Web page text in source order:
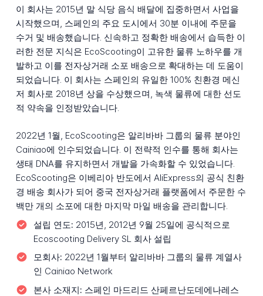
이 회사는 2015년 말 식당 음식 배달에 집중하면서 사업을
시작했으며, 스페인의 주요 도시에서 30분 이내에 주문을
수거 및 배송했습니다. 신속하고 정확한 배송에서 습득한 이
러한 전문 지식은 EcoScooting이 고유한 물류 노하우를 개
발하고 이를 전자상거래 소포 배송으로 확대하는 데 도움이
되었습니다. 이 회사는 스페인의 유일한 100% 친환경 메신
저 회사로 2018년 상을 수상했으며, 녹색 물류에 대한 선도
적 약속을 인정받았습니다.
2022년 1월, EcoScooting은 알리바바 그룹의 물류 분야인
Cainiao에 인수되었습니다. 이 전략적 인수를 통해 회사는
생태 DNA를 유지하면서 개발을 가속화할 수 있었습니다.
EcoScooting은 이베리아 반도에서 AliExpress의 공식 친환
경 배송 회사가 되어 중국 전자상거래 플랫폼에서 주문한 수
백만 개의 소포에 대한 마지막 마일 배송을 관리합니다.
설립 연도: 2015년, 2012년 9월 25일에 공식적으로
Ecoscooting Delivery SL 회사 설립
모회사: 2022년 1월부터 알리바바 그룹의 물류 계열사
인 Cainiao Network
본사 소재지: 스페인 마드리드 산페르난도데에나레스